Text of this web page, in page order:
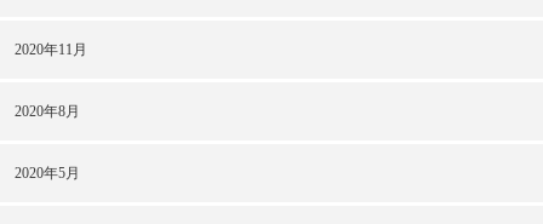
2020年11月
2020年8月
2020年5月